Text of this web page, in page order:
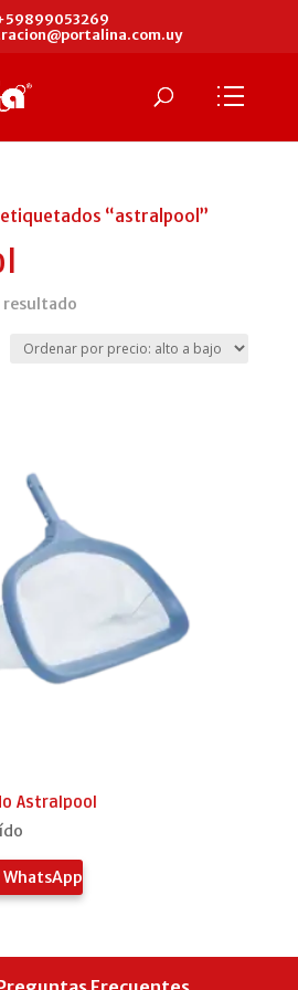
“astralpool”
resultado
Astralpool